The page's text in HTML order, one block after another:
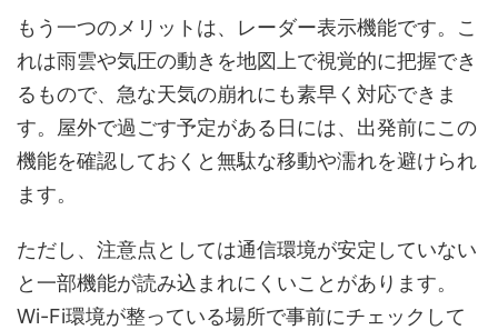
もう一つのメリットは、レーダー表示機能です。こ
れは雨雲や気圧の動きを地図上で視覚的に把握でき
るもので、急な天気の崩れにも素早く対応できま
す。屋外で過ごす予定がある日には、出発前にこの
機能を確認しておくと無駄な移動や濡れを避けられ
ます。
ただし、注意点としては通信環境が安定していない
と一部機能が読み込まれにくいことがあります。
Wi-Fi環境が整っている場所で事前にチェックして